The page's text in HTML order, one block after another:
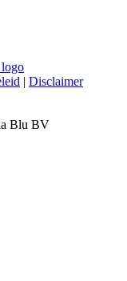
| Disclaimer
Blu BV